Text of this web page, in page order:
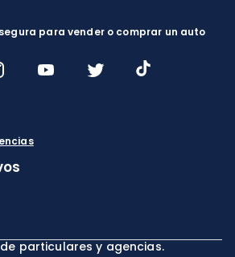
para vender o comprar un auto
particulares y agencias.